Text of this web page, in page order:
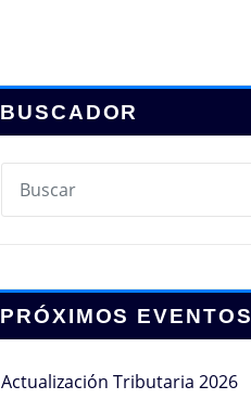
BUSCADOR
PRÓXIMOS EVENTOS
Actualización Tributaria 2026